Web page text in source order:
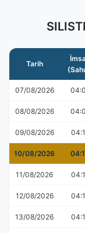
Tarih
07/08/2026
08/08/2026
09/08/2026
10/08/2026
11/08/2026
12/08/2026
13/08/2026